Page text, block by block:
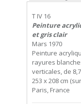
T IV 16
Peinture
et gris clair
Mars 1970
Peinture
rayures
verticales, de
253 x 208 cm
Paris, France